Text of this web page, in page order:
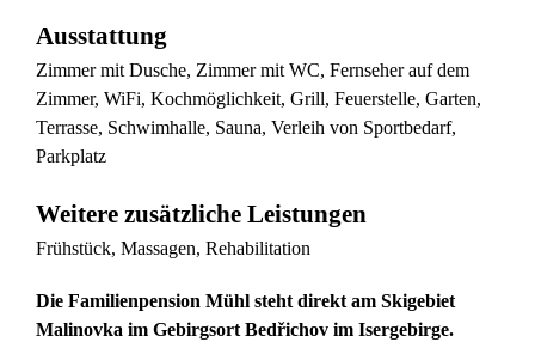
Ausstattung
Zimmer mit Dusche, Zimmer mit WC, Fernseher auf dem
Zimmer, WiFi, Kochmöglichkeit, Grill, Feuerstelle, Garten,
Terrasse, Schwimhalle, Sauna, Verleih von Sportbedarf,
Parkplatz
Weitere zusätzliche Leistungen
Frühstück, Massagen, Rehabilitation
Die Familienpension Mühl steht direkt am Skigebiet
Malinovka im Gebirgsort Bedřichov im Isergebirge.